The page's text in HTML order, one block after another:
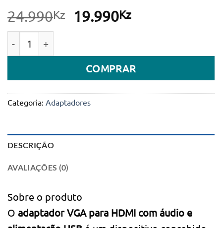
24.990Kz
O
era:
24.990Kz.
19.990KzO
é:
19.990Kz.
COMPRAR
Categoria: Adaptadores
DESCRIÇÃO
AVALIAÇÕES (0)
Sobre o produto
O adaptador VGA para HDMI com áudio e